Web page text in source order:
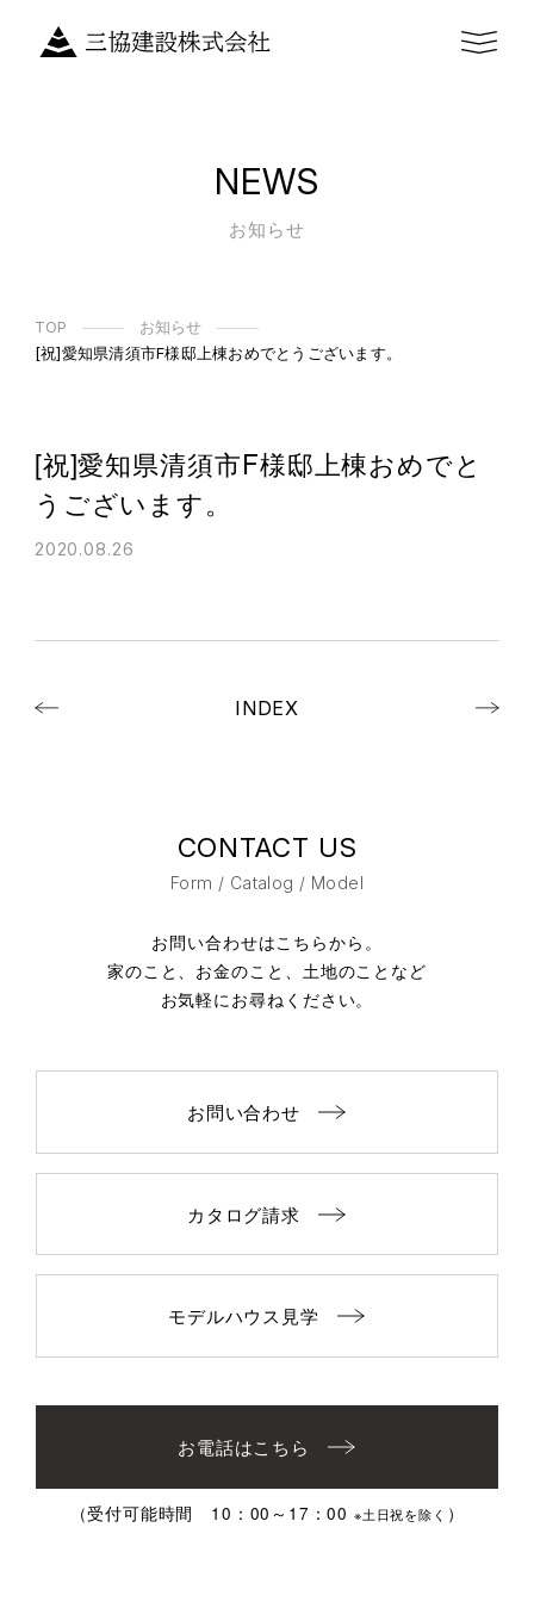
NEWS
お知らせ
TOP
お知らせ
[祝]愛知県清須市F様邸上棟おめでとうございます。
[祝]愛知県清須市F様邸上棟おめでと
うございます。
2020.08.26
INDEX
CONTACT US
Form / Catalog / Model
お問い合わせはこちらから。
家のこと、お金のこと、土地のことなど
お気軽にお尋ねください。
お問い合わせ
カタログ請求
モデルハウス見学
お電話はこちら
（受付可能時間 10：00～17：00 ※土日祝を除く ）